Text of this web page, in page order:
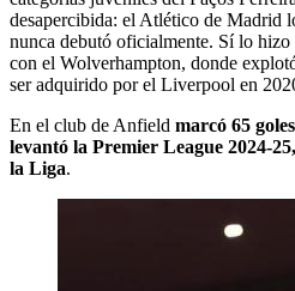
desapercibida: el Atlético de Madrid
nunca debutó oficialmente. Sí lo
con el Wolverhampton, donde
ser adquirido por el Liverpool en
En el club de Anfield marcó 65
levantó la Premier League 2024-
la Liga.